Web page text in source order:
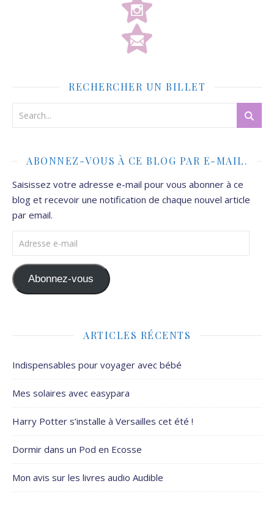
RECHERCHER UN BILLET
ABONNEZ-VOUS À CE BLOG PAR E-MAIL.
Saisissez votre adresse e-mail pour vous abonner à ce
blog et recevoir une notification de chaque nouvel article
par email.
Adresse e-mail
Abonnez-vous
ARTICLES RÉCENTS
Indispensables pour voyager avec bébé
Mes solaires avec easypara
Harry Potter s’installe à Versailles cet été !
Dormir dans un Pod en Ecosse
Mon avis sur les livres audio Audible